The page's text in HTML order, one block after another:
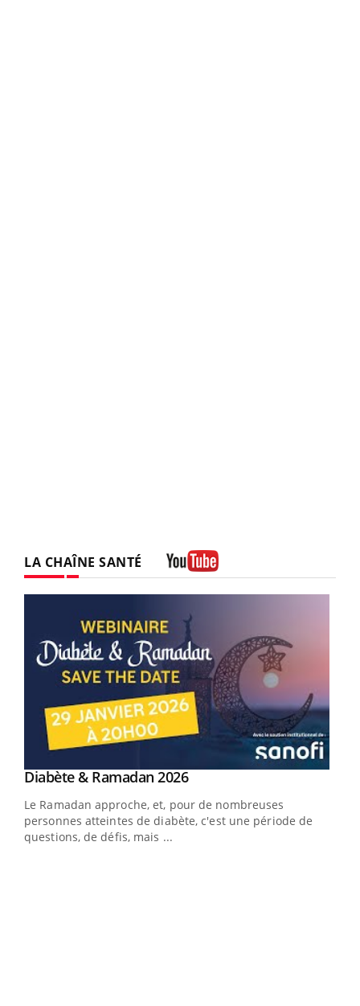
LA CHAÎNE SANTÉ
Youtube
Diabète & Ramadan 2026Youtube
Le Ramadan approche, et, pour de nombreuses
personnes atteintes de diabète, c'est une période de
questions, de défis, mais ...
Youtube
Un « jumeau numérique » pour faciliter l’accès
Un établissement lié à un groupe mutualiste innove en
matière de bilan de santé : l'utilisation d'un « jumeau